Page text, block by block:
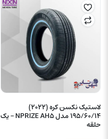
لاستیک نکسن کره (2022)
195/60/14 مدل NPRIZE AH5 – یک
حلقه